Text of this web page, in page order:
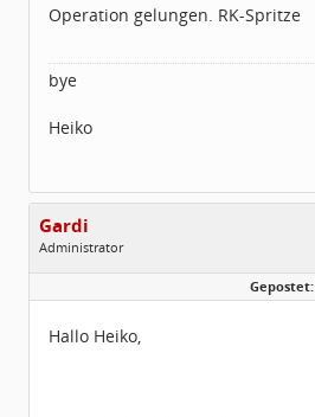
Operation gelungen. RK-Spritze
bye
Heiko
Gardi
Administrator
Geschlecht:
Homepage:
Gardi.de
Dabei seit:
11 / 2005
Gepostet:
Hallo Heiko,